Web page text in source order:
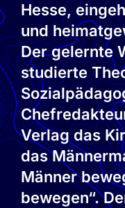
Hesse,
und
Der gelernte
studierte
Verlag das
das
Männer
bewegen“.